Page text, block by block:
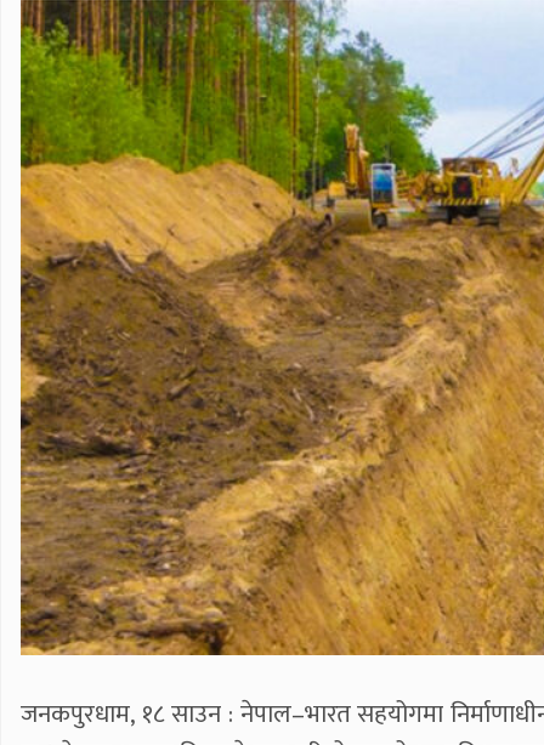
जनकपुरधाम, १८ साउन : नेपाल–भारत सहयोगमा